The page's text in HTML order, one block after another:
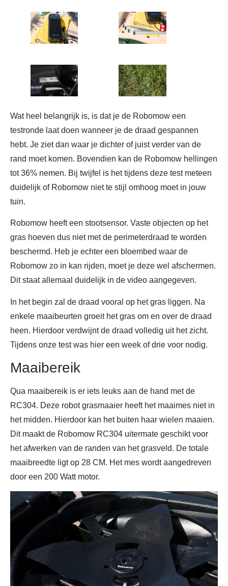
Wat heel belangrijk is, is dat je de Robomow een
testronde laat doen wanneer je de draad gespannen
hebt. Je ziet dan waar je dichter of juist verder van de
rand moet komen. Bovendien kan de Robomow hellingen
tot 36% nemen. Bij twijfel is het tijdens deze test meteen
duidelijk of Robomow niet te stijl omhoog moet in jouw
tuin.
Robomow heeft een stootsensor. Vaste objecten op het
gras hoeven dus niet met de perimeterdraad te worden
beschermd. Heb je echter een bloembed waar de
Robomow zo in kan rijden, moet je deze wel afschermen.
Dit staat allemaal duidelijk in de video aangegeven.
In het begin zal de draad vooral op het gras liggen. Na
enkele maaibeurten groeit het gras om en over de draad
heen. Hierdoor verdwijnt de draad volledig uit het zicht.
Tijdens onze test was hier een week of drie voor nodig.
Maaibereik
Qua maaibereik is er iets leuks aan de hand met de
RC304. Deze robot grasmaaier heeft het maaimes niet in
het midden. Hierdoor kan het buiten haar wielen maaien.
Dit maakt de Robomow RC304 uitermate geschikt voor
het afwerken van de randen van het grasveld. De totale
maaibreedte ligt op 28 CM. Het mes wordt aangedreven
door een 200 Watt motor.